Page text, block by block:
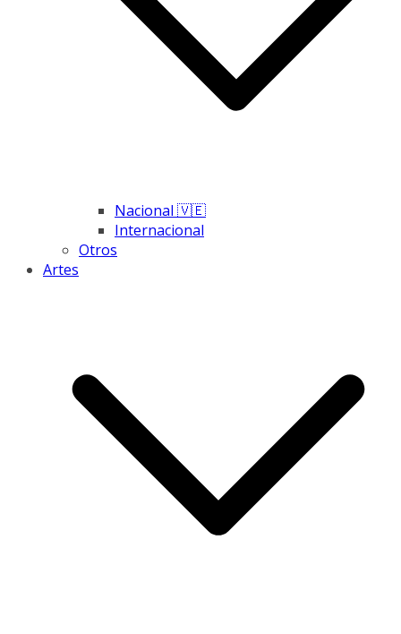
Nacional 🇻🇪
Internacional
Otros
Artes